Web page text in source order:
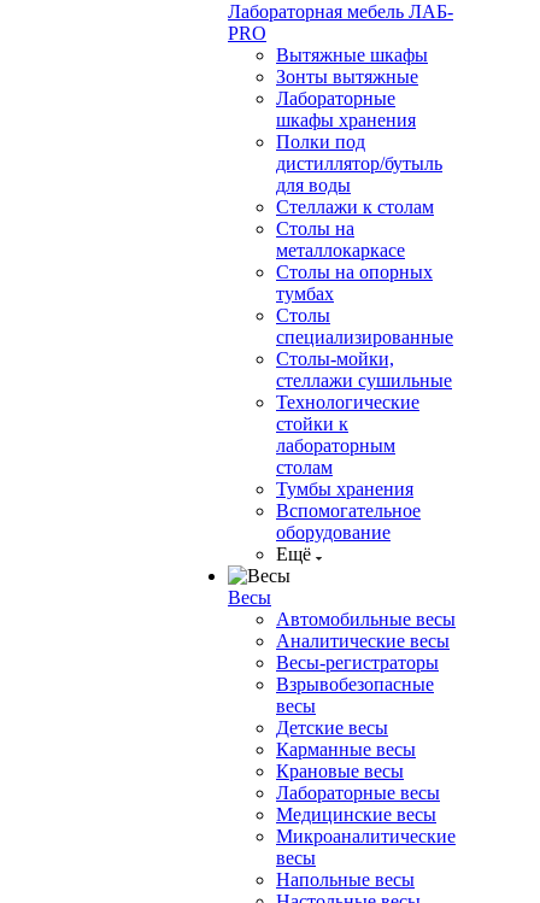
Лабораторная мебель ЛАБ-
PRO
Вытяжные шкафы
Зонты вытяжные
Лабораторные
шкафы хранения
Полки под
дистиллятор/бутыль
для воды
Стеллажи к столам
Столы на
металлокаркасе
Столы на опорных
тумбах
Столы
специализированные
Столы-мойки,
стеллажи сушильные
Технологические
стойки к
лабораторным
столам
Тумбы хранения
Вспомогательное
оборудование
Ещё
Весы
Автомобильные весы
Аналитические весы
Весы-регистраторы
Взрывобезопасные
весы
Детские весы
Карманные весы
Крановые весы
Лабораторные весы
Медицинские весы
Микроаналитические
весы
Напольные весы